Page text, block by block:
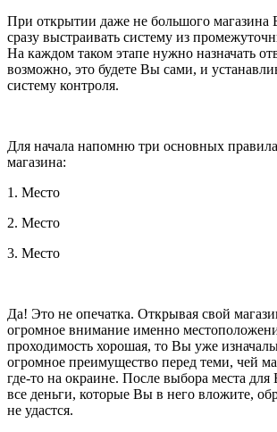
При открытии даже не большого магазина
сразу выстраивать систему из
На каждом таком этапе нужно назначать
возможно, это будете Вы сами, и
систему контроля.
Для начала напомню три основных
магазина:
1. Место
2. Место
3. Место
Да! Это не опечатка. Открывая свой
огромное внимание именно
проходимость хорошая, то Вы уже
огромное преимущество перед теми, чей
где-то на окраине. После выбора места для
все деньги, которые Вы в него вложите,
не удастся.